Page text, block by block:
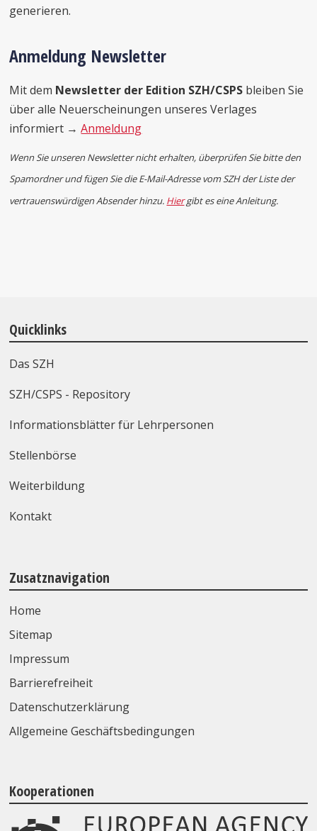
generieren.
Anmeldung Newsletter
Mit dem Newsletter der Edition SZH/CSPS bleiben Sie
über alle Neuerscheinungen unseres Verlages
informiert →Anmeldung
Wenn Sie unseren Newsletter nicht erhalten, überprüfen Sie bitte den
Spamordner und fügen Sie die E-Mail-Adresse vom SZH der Liste der
vertrauenswürdigen Absender hinzu. Hiergibt es eine Anleitung.
Quicklinks
Das SZH
SZH/CSPS - Repository
Informationsblätter für Lehrpersonen
Stellenbörse
Weiterbildung
Kontakt
Zusatznavigation
Home
Sitemap
Impressum
Barrierefreiheit
Datenschutzerklärung
Allgemeine Geschäftsbedingungen
Kooperationen